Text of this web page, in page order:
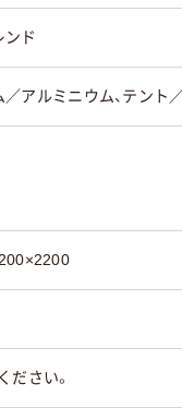
ンド
／アルミニウム、テント
ださい。